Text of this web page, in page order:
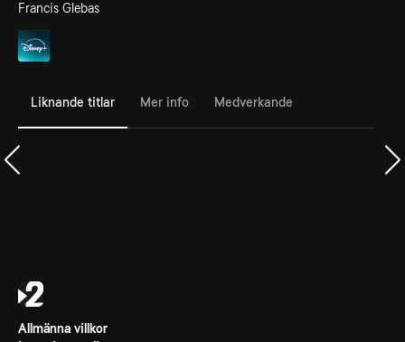
Francis Glebas
Liknande titlar Mer info Medverkande
Allmänna villkor